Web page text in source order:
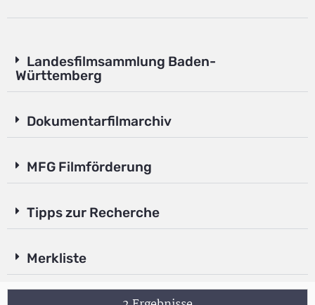
Landesfilmsammlung Baden-
Württemberg
Dokumentarfilmarchiv
MFG Filmförderung
Tipps zur Recherche
Merkliste